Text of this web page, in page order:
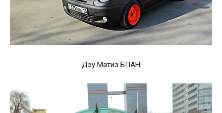
Дэу Матиз БПАН